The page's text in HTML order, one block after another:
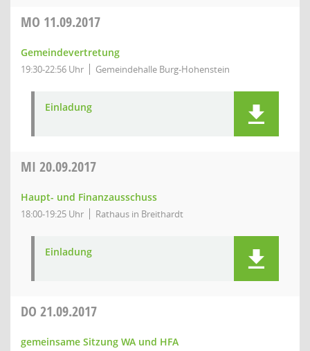
MO 11.09.2017
Gemeindevertretung
19:30-22:56 Uhr Gemeindehalle Burg-Hohenstein
Einladung
MI 20.09.2017
Haupt- und Finanzausschuss
18:00-19:25 Uhr Rathaus in Breithardt
Einladung
DO 21.09.2017
gemeinsame Sitzung WA und HFA